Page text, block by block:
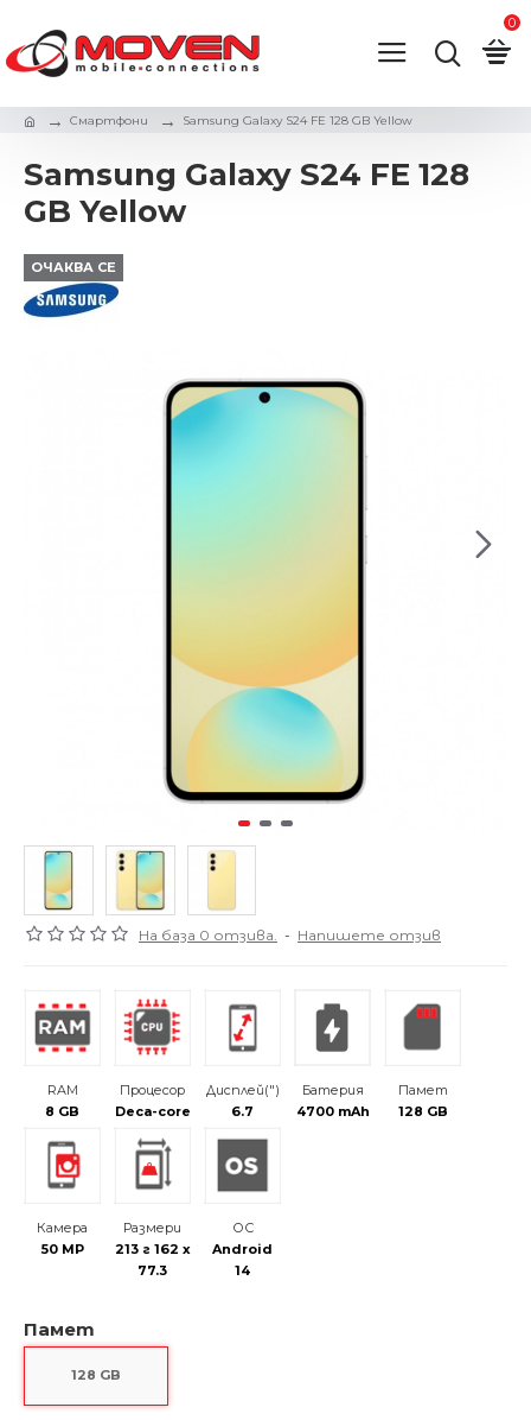
0
Смартфони Samsung Galaxy S24 FE 128 GB Yellow
Samsung Galaxy S24 FE 128
GB Yellow
ОЧАКВА СЕ
RAM
8 GB
Процесор
Deca-core
Дисплей(")
6.7
Батерия
4700 mAh
Памет
128 GB
Камера
50 MP
Размери
213 г 162 x
77.3
ОС
Android
14
Памет
128 GB
На база 0 отзива. - Напишете отзив